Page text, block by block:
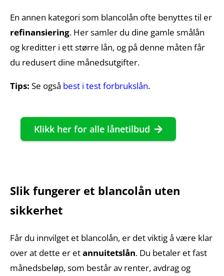
En annen kategori som blancolån ofte benyttes til er
refinansiering. Her samler du dine gamle smålån
og kreditter i ett større lån, og på denne måten får
du redusert dine månedsutgifter.
Tips: Se også best i test forbrukslån.
Klikk her for alle lånetilbud
Slik fungerer et blancolån uten
sikkerhet
Får du innvilget et blancolån, er det viktig å være klar
over at dette er etannuitetslån. Du betaler et fast
månedsbeløp, som består av renter, avdrag og